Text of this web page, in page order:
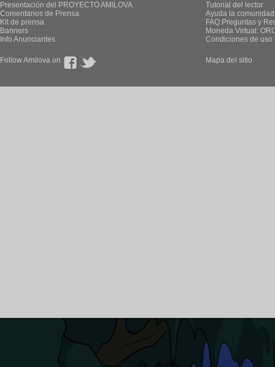
Presentación del PROYECTO AMILOVA
Comentarios de Prensa
Kit de prensa
Banners
Info Anunciantes
Tutorial del lector
Ayuda la
FAQ.Preguntas y
Moneda Virtual:
Condiciones de uso
Follow Amilova on Mapa del sitio